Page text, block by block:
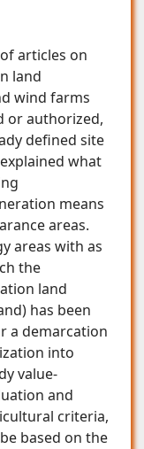
articles on
land
wind farms
or authorized,
defined site
what
means
areas.
areas with as
the
land
has been
a demarcation
into
value-
and
criteria,
based on the